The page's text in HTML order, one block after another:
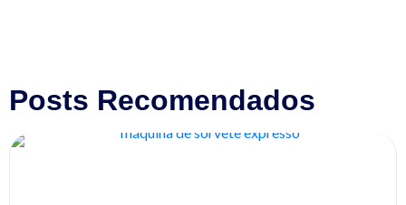
Posts Recomendados